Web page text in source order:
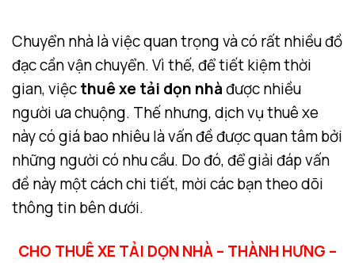
Chuyển nhà là việc quan trọng và có rất nhiều đồ
đạc cần vận chuyển. Vì thế, để tiết kiệm thời
gian, việcthuê xe tải dọn nhàđược nhiều
người ưa chuộng. Thế nhưng, dịch vụ thuê xe
này có giá bao nhiêu là vấn đề được quan tâm bởi
những người có nhu cầu. Do đó, để giải đáp vấn
đề này một cách chi tiết, mời các bạn theo dõi
thông tin bên dưới.
CHO THUÊ XE TẢI DỌN NHÀ – THÀNH HƯNG –